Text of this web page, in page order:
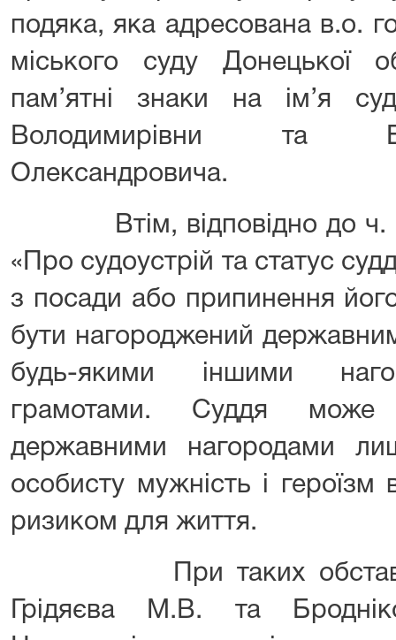
подяка, яка адресована в.о.
міського суду Донецької
пам’ятні знаки на ім’я
Володимирівни та
Олександровича.
Втім, відповідно до ч. 9
«Про судоустрій та статус
з посади або припинення
бути нагороджений
будь-якими іншими
грамотами. Суддя може
державними нагородами
особисту мужність і героїзм
ризиком для життя.
При таких
Грідяєва М.В. та